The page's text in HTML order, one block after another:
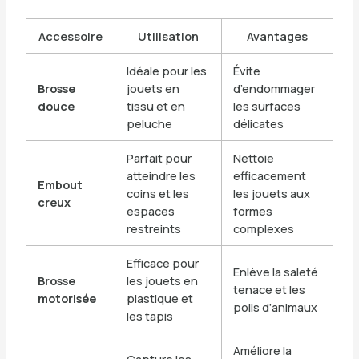
Accessoire Utilisation Avantages
Brosse
douce
Idéale pour les
jouets en
tissu et en
peluche
Évite
d’endommager
les surfaces
délicates
Embout
creux
Parfait pour
atteindre les
coins et les
espaces
restreints
Nettoie
efficacement
les jouets aux
formes
complexes
Brosse
motorisée
Efficace pour
les jouets en
plastique et
les tapis
Enlève la saleté
tenace et les
poils d’animaux
Améliore la